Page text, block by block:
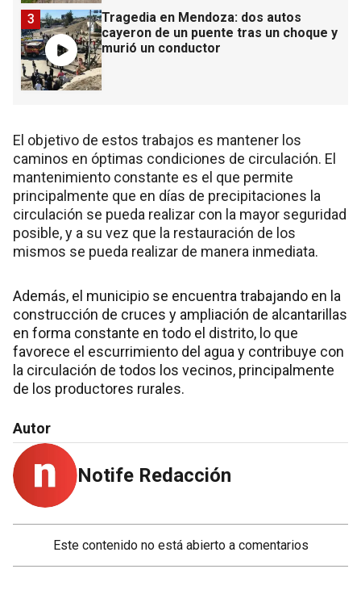
Tragedia en Mendoza: dos autos
cayeron de un puente tras un choque y
murió un conductor
3
El objetivo de estos trabajos es mantener los
caminos en óptimas condiciones de circulación. El
mantenimiento constante es el que permite
principalmente que en días de precipitaciones la
circulación se pueda realizar con la mayor seguridad
posible, y a su vez que la restauración de los
mismos se pueda realizar de manera inmediata.
Además, el municipio se encuentra trabajando en la
construcción de cruces y ampliación de alcantarillas
en forma constante en todo el distrito, lo que
favorece el escurrimiento del agua y contribuye con
la circulación de todos los vecinos, principalmente
de los productores rurales.
Autor
Notife Redacción
Este contenido no está abierto a comentarios